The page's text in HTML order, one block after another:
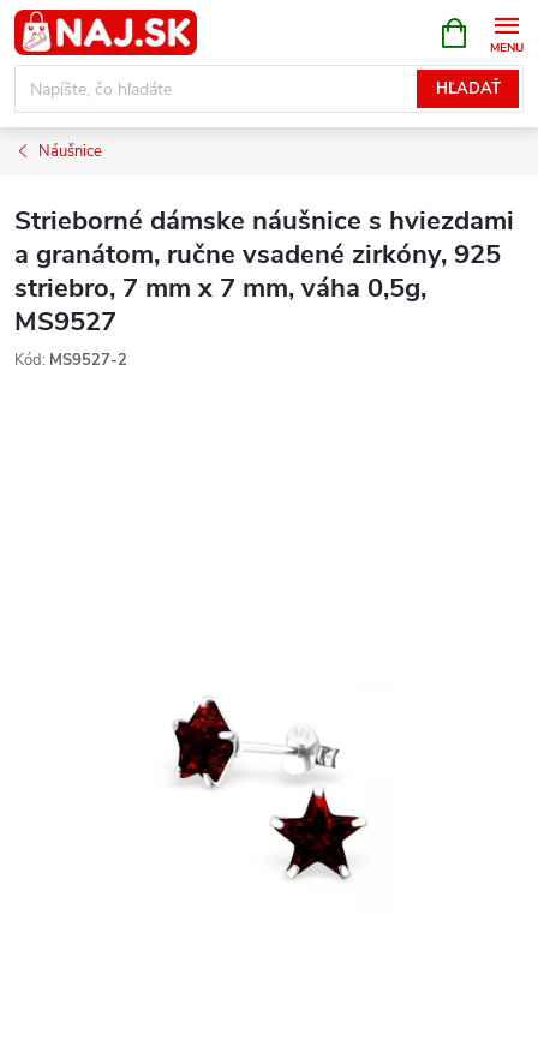
Prejsť
na
obsah
HĽADAŤ
KOŠÍK
Náušnice
Strieborné dámske náušnice s hviezdami
a granátom, ručne vsadené zirkóny, 925
striebro, 7 mm x 7 mm, váha 0,5g,
MS9527
Kód: MS9527-2